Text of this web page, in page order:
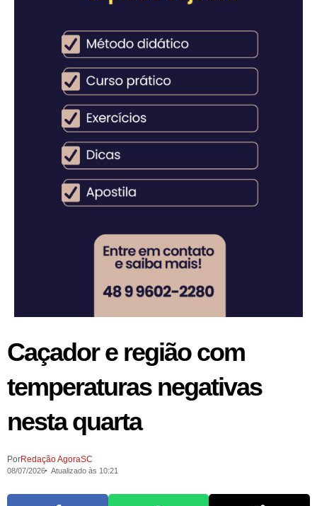
Caçador e região com
temperaturas negativas
nesta quarta
PorRedação AgoraSC
08/07/2026 Atualizado às 10:21